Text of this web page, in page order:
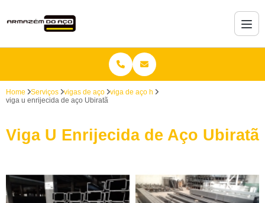
Home Serviços vigas de aço
viga de aço h
viga u enrijecida de aço Ubiratã
Viga U Enrijecida de Aço Ubiratã